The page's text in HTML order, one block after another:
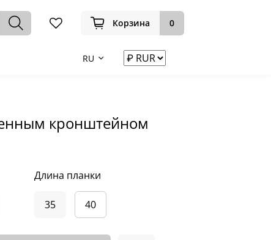
Корзина 0
RU
кронштейном
Длина планки
35 40